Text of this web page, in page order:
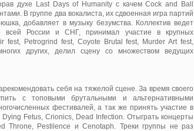
духе Last Days of Humanity с качем Cock and Ball
В группе два вокалиста, их сдвоенная игра партий
добавляет в музыку безумства. Коллектив ведет
всей России и СНГ, принимал участие в крупных
fest, Petrogrind fest, Coyote Brutal fest, Murder Art fest,
других, делил сцену со множеством ведущих
себя на тяжелой сцене. За время своего
с топовыми брутальными и альтернативными
фестивалей, а так же принять участие в
Fetus, Crionics, Dead Infection. Отыграть концерты
Throne, Pestilence и Cenotaph. Треки группы не раз